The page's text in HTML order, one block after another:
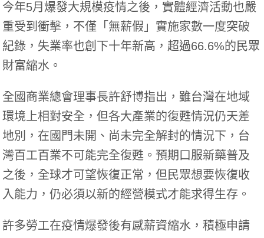
今年5月爆發大規模疫情之後，實體經濟活動也嚴
重受到衝擊，不僅「無薪假」實施家數一度突破
紀錄，失業率也創下十年新高，超過66.6%的民眾
財富縮水。
全國商業總會理事長許舒博指出，雖台灣在地域
環境上相對安全，但各大產業的復甦情況仍天差
地別，在國門未開、尚未完全解封的情況下，台
灣百工百業不可能完全復甦。預期口服新藥普及
之後，全球才可望恢復正常，但民眾想要恢復收
入能力，仍必須以新的經營模式才能求得生存 。
許多勞工在疫情爆發後有感薪資縮水，積極申請